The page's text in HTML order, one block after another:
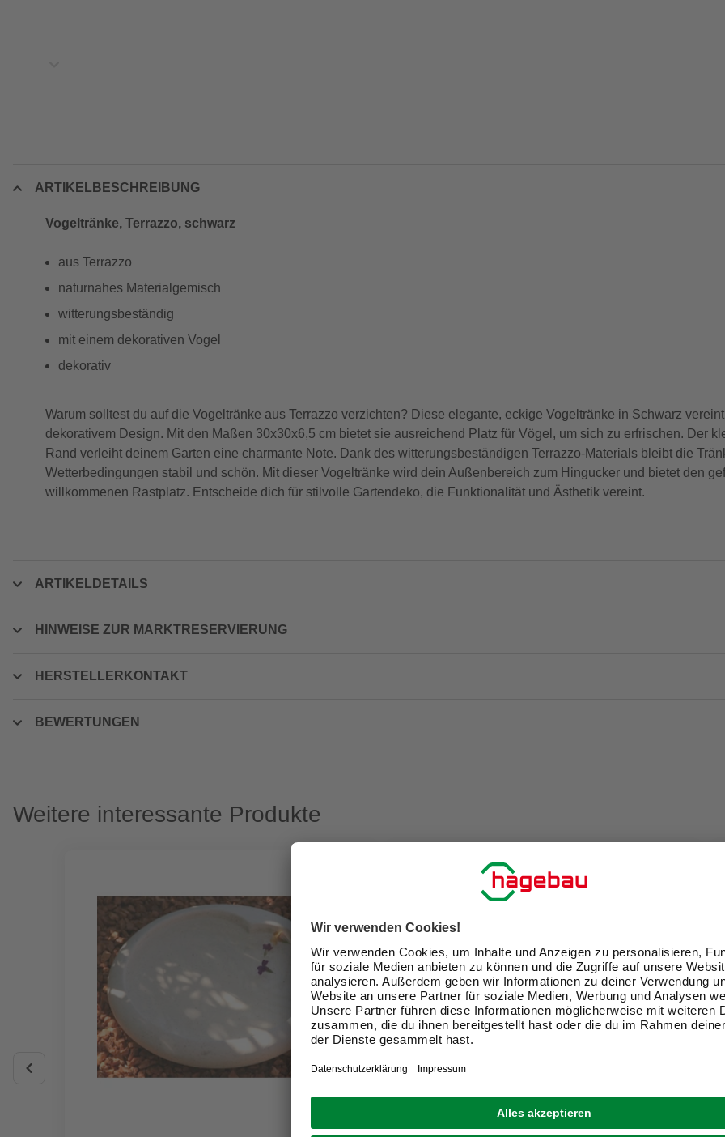
ARTIKELBESCHREIBUNG
Vogeltränke, Terrazzo, schwarz
aus Terrazzo
naturnahes Materialgemisch
witterungsbeständig
mit einem dekorativen Vogel
dekorativ
Warum solltest du auf die Vogeltränke aus Terrazzo verzichten? Diese elegante, eckige Vogeltränke in Schwarz
dekorativem Design. Mit den Maßen 30x30x6,5 cm bietet sie ausreichend Platz für Vögel, um sich zu erfrischen. Der
Rand verleiht deinem Garten eine charmante Note. Dank des witterungsbeständigen Terrazzo-Materials bleibt die
Wetterbedingungen stabil und schön. Mit dieser Vogeltränke wird dein Außenbereich zum Hingucker und bietet den
willkommenen Rastplatz. Entscheide dich für stilvolle Gartendeko, die Funktionalität und Ästhetik vereint.
ARTIKELDETAILS
HINWEISE ZUR MARKTRESERVIERUNG
HERSTELLERKONTAKT
BEWERTUNGEN
Weitere interessante Produkte